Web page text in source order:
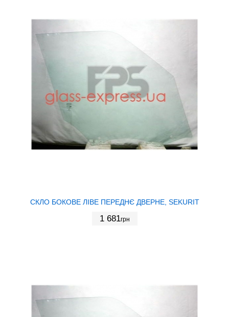
СКЛО БОКОВЕ ЛІВЕ ПЕРЕДНЄ ДВЕРНЕ, SEKURIT
1 681грн